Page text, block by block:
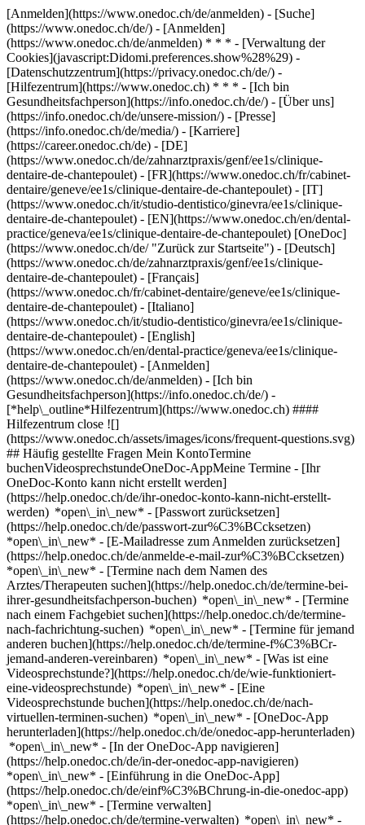
[Anmelden](https://www.onedoc.ch/de/anmelden) - [Suche]
(https://www.onedoc.ch/de/) - [Anmelden]
(https://www.onedoc.ch/de/anmelden) * * * - [Verwaltung der
Cookies](javascript:Didomi.preferences.show%28%29) -
[Datenschutzzentrum](https://privacy.onedoc.ch/de/) -
[Hilfezentrum](https://www.onedoc.ch) * * * - [Ich bin
Gesundheitsfachperson](https://info.onedoc.ch/de/) - [Über uns]
(https://info.onedoc.ch/de/unsere-mission/) - [Presse]
(https://info.onedoc.ch/de/media/) - [Karriere]
(https://career.onedoc.ch/de) - [DE]
(https://www.onedoc.ch/de/zahnarztpraxis/genf/ee1s/clinique-
dentaire-de-chantepoulet) - [FR](https://www.onedoc.ch/fr/cabinet-
dentaire/geneve/ee1s/clinique-dentaire-de-chantepoulet) - [IT]
(https://www.onedoc.ch/it/studio-dentistico/ginevra/ee1s/clinique-
dentaire-de-chantepoulet) - [EN](https://www.onedoc.ch/en/dental-
practice/geneva/ee1s/clinique-dentaire-de-chantepoulet) [OneDoc]
(https://www.onedoc.ch/de/ "Zurück zur Startseite") - [Deutsch]
(https://www.onedoc.ch/de/zahnarztpraxis/genf/ee1s/clinique-
dentaire-de-chantepoulet) - [Français]
(https://www.onedoc.ch/fr/cabinet-dentaire/geneve/ee1s/clinique-
dentaire-de-chantepoulet) - [Italiano]
(https://www.onedoc.ch/it/studio-dentistico/ginevra/ee1s/clinique-
dentaire-de-chantepoulet) - [English]
(https://www.onedoc.ch/en/dental-practice/geneva/ee1s/clinique-
dentaire-de-chantepoulet) - [Anmelden]
(https://www.onedoc.ch/de/anmelden) - [Ich bin
Gesundheitsfachperson](https://info.onedoc.ch/de/) -
[*help\_outline*Hilfezentrum](https://www.onedoc.ch) ####
Hilfezentrum close ![]
(https://www.onedoc.ch/assets/images/icons/frequent-questions.svg)
## Häufig gestellte Fragen Mein KontoTermine
buchenVideosprechstundeOneDoc-AppMeine Termine - [Ihr
OneDoc-Konto kann nicht erstellt werden]
(https://help.onedoc.ch/de/ihr-onedoc-konto-kann-nicht-erstellt-
werden) *open\_in\_new* - [Passwort zurücksetzen]
(https://help.onedoc.ch/de/passwort-zur%C3%BCcksetzen)
*open\_in\_new* - [E-Mailadresse zum Anmelden zurücksetzen]
(https://help.onedoc.ch/de/anmelde-e-mail-zur%C3%BCcksetzen)
*open\_in\_new* - [Termine nach dem Namen des
Arztes/Therapeuten suchen](https://help.onedoc.ch/de/termine-bei-
ihrer-gesundheitsfachperson-buchen) *open\_in\_new* - [Termine
nach einem Fachgebiet suchen](https://help.onedoc.ch/de/termine-
nach-fachrichtung-suchen) *open\_in\_new* - [Termine für jemand
anderen buchen](https://help.onedoc.ch/de/termine-f%C3%BCr-
jemand-anderen-vereinbaren) *open\_in\_new* - [Was ist eine
Videosprechstunde?](https://help.onedoc.ch/de/wie-funktioniert-
eine-videosprechstunde) *open\_in\_new* - [Eine
Videosprechstunde buchen](https://help.onedoc.ch/de/nach-
virtuellen-terminen-suchen) *open\_in\_new* - [OneDoc-App
herunterladen](https://help.onedoc.ch/de/onedoc-app-herunterladen)
*open\_in\_new* - [In der OneDoc-App navigieren]
(https://help.onedoc.ch/de/in-der-onedoc-app-navigieren)
*open\_in\_new* - [Einführung in die OneDoc-App]
(https://help.onedoc.ch/de/einf%C3%BChrung-in-die-onedoc-app)
*open\_in\_new* - [Termine verwalten](https://help.onedoc.ch/de/termine-verwalten) *open\_in\_new* - [Termine absagen](https://help.onedoc.ch/de/online-gebuchte-termine-absagen) *open\_in\_new* - [Ich erhalte keine Terminbestätigung](https://help.onedoc.ch/de/ich-erhalte-keine-terminbest%C3%A4tigung) *open\_in\_new* [Alle unsere Artikel anzeigen *open\_in\_new*](https://help.onedoc.ch/de/) # Clinique Dentaire de Chantepoulet ## Zahnarztpraxis Karte Vorstellung Team ![Patient mit Pluszeichen, der anzeigt, dass neue Patienten angenommen werden](https://www.onedoc.ch/assets/images/icons/new-patients.svg) ### Zugelassene Patienten Clinique Dentaire de Chantepoulet akzeptiert neue Patienten ![Aktenkoffer-Symbol, das die Fachgebiete der Fachperson ank\u00fcndigt](https://www.onedoc.ch/assets/images/icons/specialties.svg) ### Fachrichtungen Dentalhygiene Zahnmedizin [*arrow\_drop\_down*Mehr anzeigen](https://www.onedoc.ch) ![Mikroskop-Symbol, das die Expertisen der Fachperson ank\u00fcndigt](https://www.onedoc.ch/assets/images/icons/expertises.svg) ### Expertisen Bruxismus | Zähneknirschen Devitalisierung | Wurzelkanalbehandlung Endodontie Gingivitis | Zahnfleischentzündung Karies Parodontologie | Zahnlockerung | Zahnfleischpflege Pädiatrische Mund- oder Oralchirurgie Zahnabszess Zahnaufhellung | Bleaching Zahnfehlstellung | Unsichtbare transparente Zahnschiene | Invisalign Zahninfektion | Zahnweh Zahnkrone Zahnprothese | Zahnstellit Zahnreinigung Zahnschmuck Zahnspange Zahnsteinentfernung Zahnverblendung Keramik | Veneer Zahnärztlicher Notfall [*arrow\_drop\_down*Mehr anzeigen](https://www.onedoc.ch) ![Standortmarker, der Karte und Zugangsinformationen zur Praxis anzeigt](https://www.onedoc.ch/assets/images/icons/map.svg) ### Karte und Anreiseinformationen #### Clinique Dentaire de Chantepoulet Rue de Chantepoulet 21 1201 Genf #### Öffnungszeiten Derzeit geschlossen - Öffnet um 08:00 *expand\_more* Montag: 08:00 - 19:00 Dienstag: 08:00 - 19:00 Mittwoch: 08:00 - 19:00 Donnerstag: 08:00 - 19:00 Freitag: 07:30 - 19:00 Samstag: 08:00 - 17:00 Sonntag: Geschlossen ![Dokument-Symbol, das die Vorstellung der Praxis ankündigt](https://www.onedoc.ch/assets/images/icons/presentation.svg) ### Vorstellung der Einrichtung Kommen Sie zu einem Termin bei uns vorbei: __Clinique Dentaire de Chantepoulet__, Zahnarztpraxis, Genf. - __Emilie Gross, Aurélie Phan__ sind spezialisiert auf __Dentalhygiene__ - __Doron Abergel, José Bernardino, André Coelho, Gentiana Elshani, Wafa Soltana, Gaia Toson__ sind spezialisiert auf __Zahnmedizin__ Für weitere Informationen oder um einen Termin zu buchen, können Sie uns auch anrufen: [022 547 44 44](tel:+41225474444). [](https://assets.onedoc.ch/images/entities/f84a84c01430c69c50a62e03819fa7812267ba196140650fd6e2aabe429f0a9b.jpg)[![Clinique Dentaire de Chantepoulet, Zahnarztpraxis in Genf](https://assets.onedoc.ch/images/entities/2369836c931be45f5560fb13e11fdfbab19177c5aeec251c696145e52785d019-small.png "Clinique Dentaire de Chantepoulet, Zahnarztpraxis in Genf")](https://assets.onedoc.ch/images/entities/2369836c931be45f5560fb13e11fdfbab19177c5aeec251c696145e52785d019.png)[![Clinique Dentaire de Chantepoulet, Zahnarztpraxis in Genf](https://assets.onedoc.ch/images/entities/3b9ed6a6ec115e63ae78b9ed5ee7ced5c42f9ca9b5fc07af942f49dac3171508-small.jpg "Clinique Dentaire de Chantepoulet, Zahnarztpraxis in Genf")](https://assets.onedoc.ch/images/entities/3b9ed6a6ec115e63ae78b9ed5ee7ced5c42f9ca9b5fc07af942f49dac3171508.jpg)[![Clinique Dentaire de Chantepoulet, Zahnarztpraxis in Genf](https://assets.onedoc.ch/images/entities/31af799137ad90a7a222aac44d02ad81b0975e789a4e636c46b04df60b95f346-small.jpg "Clinique Dentaire de Chantepoulet, Zahnarztpraxis in Genf")](https://assets.onedoc.ch/images/entities/31af799137ad90a7a222aac44d02ad81b0975e789a4e636c46b04df60b95f346.jpg)[![Clinique Dentaire de Chantepoulet, Zahnarztpraxis in Genf](https://assets.onedoc.ch/images/entities/5ac7783fa0a8b9b5fcd201cee50d317ad20ebefbdb1ffde48dcf5599c5267193-small.jpg "Clinique Dentaire de Chantepoulet, Zahnarztpraxis in Genf")](https://assets.onedoc.ch/images/entities/5ac7783fa0a8b9b5fcd201cee50d317ad20ebefbdb1ffde48dcf5599c5267193.jpg)[![Clinique Dentaire de Chantepoulet, Zahnarztpraxis in Genf](https://assets.onedoc.ch/images/entities/d550ea3a1ec00918871fef66720c71a26c87d0adbddd483c0dfb80bb37351f93-small.jpg "Clinique Dentaire de Chantepoulet, Zahnarztpraxis in Genf")](https://assets.onedoc.ch/images/entities/d550ea3a1ec00918871fef66720c71a26c87d0adbddd483c0dfb80bb37351f93.jpg)[![Clinique Dentaire de Chantepoulet, Zahnarztpraxis in Genf](https://assets.onedoc.ch/images/entities/2461948f53bf5a4211f2e39d1d374b7ffc2e4b8cbfc1cca85b1f7280a3f3efc8-small.jpg "Clinique Dentaire de Chantepoulet, Zahnarztpraxis in Genf")](https://assets.onedoc.ch/images/entities/2461948f53bf5a4211f2e39d1d374b7ffc2e4b8cbfc1cca85b1f7280a3f3efc8.jpg)[![Clinique Dentaire de Chantepoulet, Zahnarztpraxis in Genf](https://assets.onedoc.ch/images/entities/6d9f14beded0f5bcc4be5a2b03d1a10d929335bc6cd313029d91fe83a253cdea-small.jpg "Clinique Dentaire de Chantepoulet, Zahnarztpraxis in Genf")](https://assets.onedoc.ch/images/entities/6d9f14beded0f5bcc4be5a2b03d1a10d929335bc6cd313029d91fe83a253cdea.jpg)[![Clinique Dentaire de Chantepoulet, Zahnarztpraxis in Genf](https://assets.onedoc.ch/images/entities/613a6911467cf9952e82cdc7b68cbff3666215f42316ad5e7f22375d86200e46-small.jpg "Clinique Dentaire de Chantepoulet, Zahnarztpraxis in Genf")](https://assets.onedoc.ch/images/entities/613a6911467cf9952e82cdc7b68cbff3666215f42316ad5e7f22375d86200e46.jpg)[![Clinique Dentaire de Chantepoulet, Zahnarztpraxis in Genf](https://assets.onedoc.ch/images/entities/59bf0764f2e61042003429dcd9ed5d8614bfadd81bc226e2ca59d49598a12e73-small.png "Clinique Dentaire de Chantepoulet, Zahnarztpraxis in Genf")](https://assets.onedoc.ch/images/entities/59bf0764f2e61042003429dcd9ed5d8614bfadd81bc226e2ca59d49598a12e73.png) ![Personengruppe-Symbol, das die Liste der in der Praxis tätigen Fachpersonen ankündigt](https://www.onedoc.ch/assets/images/icons/team.svg) ### Team Dentalhygienikerinnen [![Emilie Gross, Dentalhygienikerin in Genf](https://assets.onedoc.ch/images/users/85ef4f3ce68475cff2a9258d902cb6e6dcad0cd3ac450977ecd1d4176cf0e81b-small.jpg "Emilie Gross, Dentalhygienikerin in Genf") \ __Frau Emilie Gross__](https://www.onedoc.ch/de/dentalhygienikerin/genf/pcsec/emilie-gross) [![Aurélie Phan, Dentalhygienikerin in Genf](https://assets.onedoc.ch/images/users/d5518cfb7fb253071261418b63c23b517aa40f1378452c3db3e4dceb6ad044ff-small.jpg "Aurélie Phan, Dentalhygienikerin in Genf") \ __Frau Aurélie Phan__](https://www.onedoc.ch/de/dentalhygienikerin/genf/pcnwu/aurelie-phan) Zahnärzte [![Doron Abergel, Zahnarzt in Genf](https://assets.onedoc.ch/images/users/f40fae34bd4e6b8d4e9aef2654fe95fdc5b8d32f4eb38b792c3b75e1905884e8-small.jpg "Doron Abergel, Zahnarzt in Genf") \ __Dr. Doron Abergel__](https://www.onedoc.ch/de/zahnarzt/genf/pcv9m/dr-doron-abergel) [![José Bernardino, Zahnarzt in Genf](https://assets.onedoc.ch/images/users/446fe200873cf79acbe1540d283d7d1d026e0ef411a8b596643981aa75760dbd-small.jpg "José Bernardino, Zahnarzt in Genf") \ __Dr. José Bernardino__](https://www.onedoc.ch/de/zahnarzt/genf/pcnwt/dr-jose-bernardino) [![André Coelho, Zahnarzt in Genf](https://assets.onedoc.ch/images/users/34a768f26cddc61688f5fcd1c16d76187b89e80214485d71aa20ea2eb4bdbc21-small.jpg "André Coelho, Zahnarzt in Genf") \ __Dr. André Coelho__](https://www.onedoc.ch/de/zahnarzt/genf/pcwgo/dr-andre-coelho) [![Gentiana Elshani, Zahnärztin in Genf](https://assets.onedoc.ch/images/users/63cd4e3da47d9aba8c1540bf31330d307deb0fe752cb30a58260599cfe3e1254-small.jpg "Gentiana Elshani, Zahnärztin in Genf") \ __Dr. Gentiana Elshani__](https://www.onedoc.ch/de/zahnarztin/genf/pcxii/dr-gentiana-elshani) [![Wafa Soltana, Zahnärztin in Genf](https://assets.onedoc.ch/images/users/425d23918983c43ceb73e6fdeda76bae82804694486548b5eeb0763fd16c162f-small.jpg "Wafa Soltana, Zahnärztin in Genf") \ __Dr. Wafa Soltana__](https://www.onedoc.ch/de/zahnarztin/genf/pcnws/dr-wafa-soltana) [![Gaia Toson, Zahnärztin in Genf](https://assets.onedoc.ch/images/users/39e8e1fac06e80e45e6b8b0b1d3a77d6dee2ee22c79ec5548cc6dce7dec4a799-small.jpg "Gaia Toson, Zahnärztin in Genf") \ __Dr. Gaia Toson__](https://www.onedoc.ch/de/zahnarztin/genf/pcnwx/dr-gaia-toson) ![Sprechblasen-Symbol, das den FAQ-Bereich ank\u00fcndigt](https://www.onedoc.ch/assets/images/icons/faq.svg) ### FAQ *expand\_more* *keyboard\_arrow\_right* ## Wie lautet die Adresse von Clinique Dentaire de Chantepoulet? Clinique Dentaire de Chantepoulet empfängt Patienten hier: Rue de Chantepoulet 21, 1201 Genf. * * * *keyboard\_arrow\_right* ## Wie sind die Öffnungszeiten von Clinique Dentaire de Chantepoulet? Clinique Dentaire de Chantepoulet ist geöffnet: - Am Montag von 08:00 bis 19:00 Uhr - Am Dienstag von 08:00 bis 19:00 Uhr - Am Mittwoch von 08:00 bis 19:00 Uhr - Am Donnerstag von 08:00 bis 19:00 Uhr - Am Freitag von 07:30 bis 19:00 Uhr - Am Samstag von 08:00 bis 17:00 Uhr - Am Sonntag geschlossen Uhr * * * *keyboard\_arrow\_right* ## Wie lautet die Telefonnummer von Clinique Dentaire de Chantepoulet? Die Telefonnummer von Clinique Dentaire de Chantepoulet lautet [022 547 44 44](tel:+41225474444). * * * *keyboard\_arrow\_right* ## Welche Fachrichtungen werden in Clinique Dentaire de Chantepoulet praktiziert? Clinique Dentaire de Chantepoulet bietet Beratungen/ Behandlungen in [Dentalhygiene](https://www.onedoc.ch/de/dentalhygieniker/genf) und [Zahnmedizin](https://www.onedoc.ch/de/zahnarzt/genf) an. * * * *keyboard\_arrow\_right* ## Was sind die Expertisen von Clinique Dentaire de Chantepoulet? Die Expertisen von Clinique Dentaire de Chantepoulet sind: [Bruxismus | Zähneknirschen](https://www.onedoc.ch/de/bruxismus-zahneknirschen/genf), [Devitalisierung | Wurzelkanalbehandlung](https://www.on